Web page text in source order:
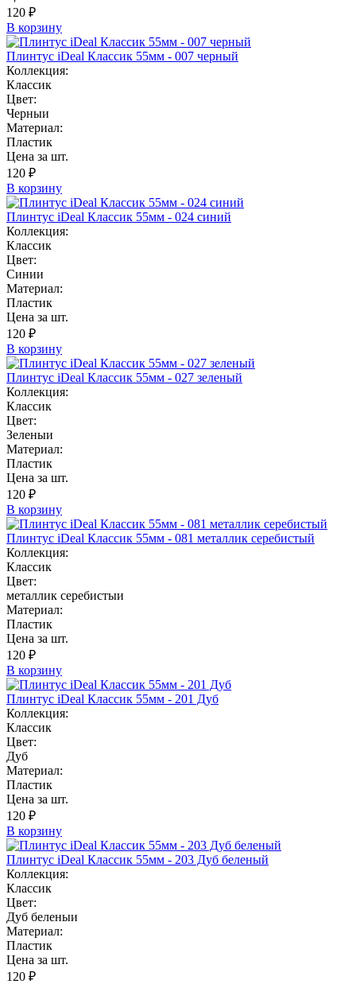
120 ₽
В корзину
Плинтус iDeal Классик 55мм - 007 черный
Коллекция:
Классик
Цвет:
Черныи
Материал:
Пластик
Цена за шт.
120 ₽
В корзину
Плинтус iDeal Классик 55мм - 024 синий
Коллекция:
Классик
Цвет:
Синии
Материал:
Пластик
Цена за шт.
120 ₽
В корзину
Плинтус iDeal Классик 55мм - 027 зеленый
Коллекция:
Классик
Цвет:
Зеленыи
Материал:
Пластик
Цена за шт.
120 ₽
В корзину
Плинтус iDeal Классик 55мм - 081 металлик серебистый
Коллекция:
Классик
Цвет:
металлик серебистыи
Материал:
Пластик
Цена за шт.
120 ₽
В корзину
Плинтус iDeal Классик 55мм - 201 Дуб
Коллекция:
Классик
Цвет:
Дуб
Материал:
Пластик
Цена за шт.
120 ₽
В корзину
Плинтус iDeal Классик 55мм - 203 Дуб беленый
Коллекция:
Классик
Цвет:
Дуб беленыи
Материал:
Пластик
Цена за шт.
120 ₽